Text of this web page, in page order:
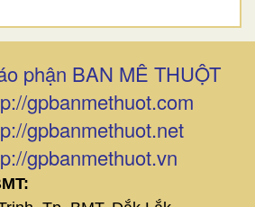
phận BAN MÊ THUỘT
gpbanmethuot.com
gpbanmethuot.net
gpbanmethuot.vn